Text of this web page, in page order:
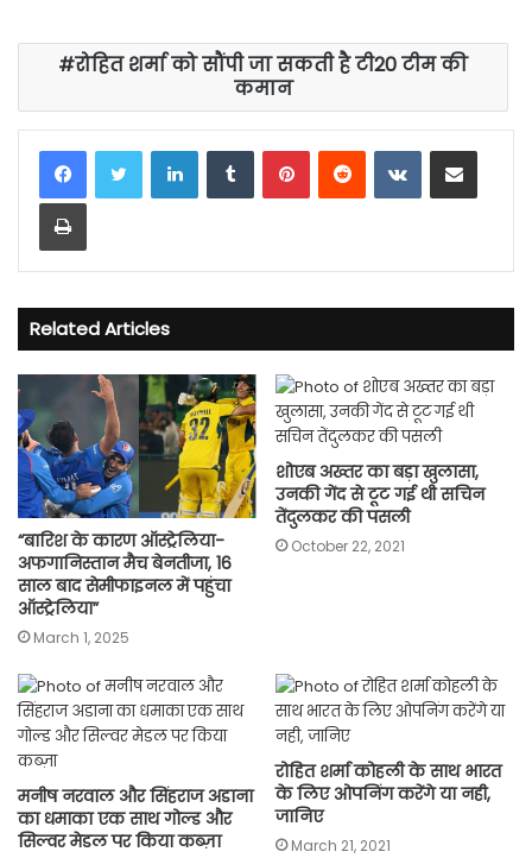
रोहित शर्मा को सौंपी जा सकती है टी20 टीम की
कमान
LinkedInTumblrPinterestReddit VKontakteShare via Email
Print
Related Articles
“बारिश के कारण ऑस्ट्रेलिया-
अफगानिस्तान मैच बेनतीजा, 16
साल बाद सेमीफाइनल में पहुंचा
ऑस्ट्रेलिया”
March 1, 2025
शोएब अख्तर का बड़ा खुलासा,
उनकी गेंद से टूट गई थी सचिन
तेंदुलकर की पसली
October 22, 2021
मनीष नरवाल और सिंहराज अडाना
का धमाका एक साथ गोल्ड और
सिल्वर मेडल पर किया कब्ज़ा
रोहित शर्मा कोहली के साथ भारत
के लिए ओपनिंग करेंगे या नही,
जानिए
March 21, 2021